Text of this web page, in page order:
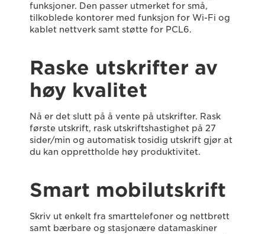
funksjoner. Den passer utmerket for små,
tilkoblede kontorer med funksjon for Wi-Fi og
kablet nettverk samt støtte for PCL6.
Raske utskrifter av
høy kvalitet
Nå er det slutt på å vente på utskrifter. Rask
første utskrift, rask utskriftshastighet på 27
sider/min og automatisk tosidig utskrift gjør at
du kan opprettholde høy produktivitet.
Smart mobilutskrift
Skriv ut enkelt fra smarttelefoner og nettbrett
samt bærbare og stasjonære datamaskiner